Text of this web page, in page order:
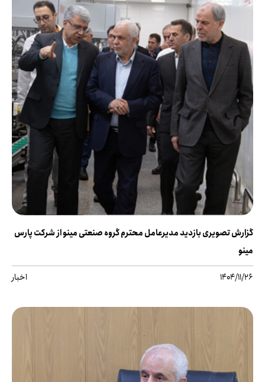
گزارش تصویری بازدید مدیرعامل محترم گروه صنعتی مینو از شرکت پارس
مینو
1404/11/26 اخبار